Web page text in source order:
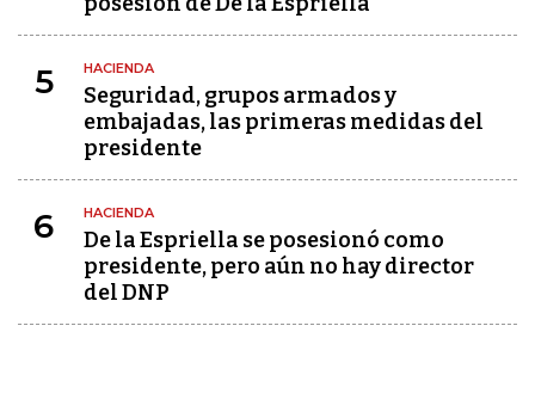
5 HACIENDA
Seguridad, grupos armados y
embajadas, las primeras medidas del
presidente
6 HACIENDA
De la Espriella se posesionó como
presidente, pero aún no hay director
del DNP